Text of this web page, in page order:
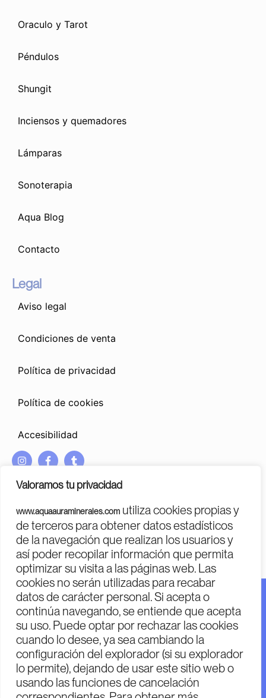
Valoramos tu privacidad
www.aquaauraminerales.com utiliza cookies propias y
de terceros para obtener datos estadísticos
de la navegación que realizan los usuarios y
así poder recopilar información que permita
optimizar su visita a las páginas web. Las
cookies no serán utilizadas para recabar
datos de carácter personal. Si acepta o
continúa navegando, se entiende que acepta
su uso. Puede optar por rechazar las cookies
cuando lo desee, ya sea cambiando la
configuración del explorador (si su explorador
lo permite), dejando de usar este sitio web o
usando las funciones de cancelación
Oraculo y Tarot
Péndulos
Shungit
Inciensos y quemadores
Lámparas
Sonoterapia
Aqua Blog
Contacto
Legal
Aviso legal
Condiciones de venta
Política de privacidad
Política de cookies
Accesibilidad
I
n
s
t
g
r
a
m
F
a
c
e
o
o
k
-
f
T
u
m
b
r
PROGRAMA KIT DIGITAL COFINANCIADO POR LOS FONDOS
NEXT GENERATION (EU)
DEL MECANISMO DE RECUPERACIÓN Y RESILENCIA
Financiado por la Unión Europea – Next Generation EU.
Financiado por la Unión Europea – Next Generation EU.
Sin embargo, los puntos de vista y las opiniones
expresadas son únicamente los del autor o autores y no
reflejan necesariamente los de la Unión Europea o la
Comisión Europea. Ni la Unión Europea ni la Comisión